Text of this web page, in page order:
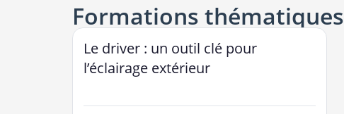
Formations thématiques
Le driver : un outil clé pour
l’éclairage extérieur